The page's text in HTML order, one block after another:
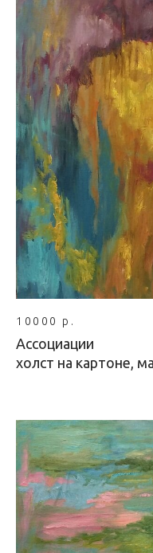
10000 р.
Ассоциации
холст на картоне,